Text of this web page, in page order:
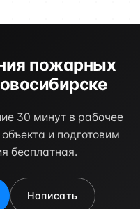
пожарных
30 минут в рабочее
и подготовим
бесплатная.
Написать